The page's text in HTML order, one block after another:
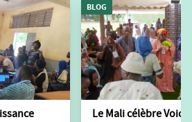
BLOG
Le Mali célèbre